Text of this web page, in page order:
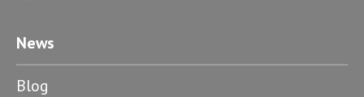
News
Blog